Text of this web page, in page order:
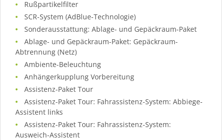
Rußpartikelfilter
SCR-System (AdBlue-Technologie)
Sonderausstattung: Ablage- und Gepäckraum-Paket
Ablage- und Gepäckraum-Paket: Gepäckraum-
Abtrennung (Netz)
Ambiente-Beleuchtung
Anhängerkupplung Vorbereitung
Assistenz-Paket Tour
Assistenz-Paket Tour: Fahrassistenz-System: Abbiege-
Assistent links
Assistenz-Paket Tour: Fahrassistenz-System:
Ausweich-Assistent